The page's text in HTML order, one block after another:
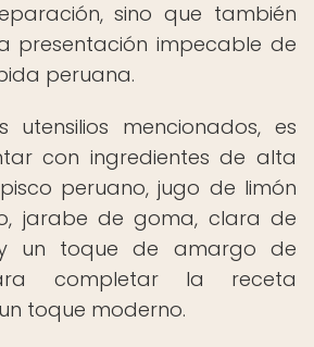
sino que también
presentación impecable de
peruana.
utensilios mencionados, es
con ingredientes de alta
peruano, jugo de limón
jarabe de goma, clara de
un toque de amargo de
completar la receta
toque moderno.